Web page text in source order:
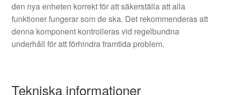
den nya enheten korrekt för att säkerställa att alla
funktioner fungerar som de ska. Det rekommenderas att
denna komponent kontrolleras vid regelbundna
underhåll för att förhindra framtida problem.
Tekniska informationer